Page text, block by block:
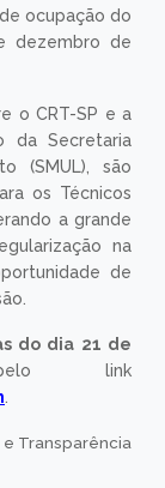
ocupação do
dezembro de
o CRT-SP e a
da Secretaria
(SMUL), são
os Técnicos
a grande
na
de
do dia 21 de
link
Transparência